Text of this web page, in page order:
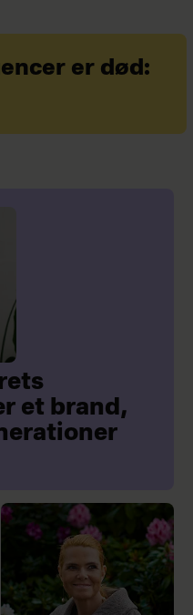
er død:
et brand,